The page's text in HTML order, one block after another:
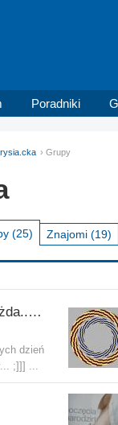
Poradniki
Grupy
(25) Znajomi (19)
MUZA... ;]]] (...prawie każda... ;ppp)
dzień
;]]] ...